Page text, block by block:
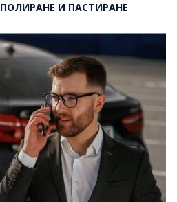
ПОЛИРАНЕ И ПАСТИРАНЕ